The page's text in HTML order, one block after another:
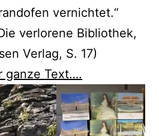
vernichtet.“
verlorene Bibliothek,
Verlag, S. 17)
ganze Text….